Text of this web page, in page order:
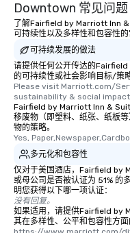
Downtown 常见问题
了解Fairfield by Marriott Inn
可持续性以及多样性和包容性
可持续发展的做法
请提供任何公开传达的
的可持续性或社会影响目标/策
Please visit Marriott.com/
sustainability & social
Fairfield by Marriott Inn &
移废物（即塑料、纸张、纸板
物的策略。
Yes,
多元化和包容性
仅对于美国酒店，Fairfield by
或母公司是否被认证为 51% 的
明您获得以下哪一项认证：
没有回复。
如果适用，请提供Fairfield by
其在多样性、公平和包容性方